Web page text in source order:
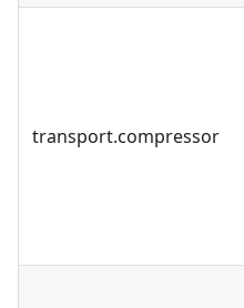
transport.compressor